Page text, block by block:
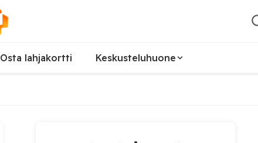
Osta lahjakortti Keskusteluhuone